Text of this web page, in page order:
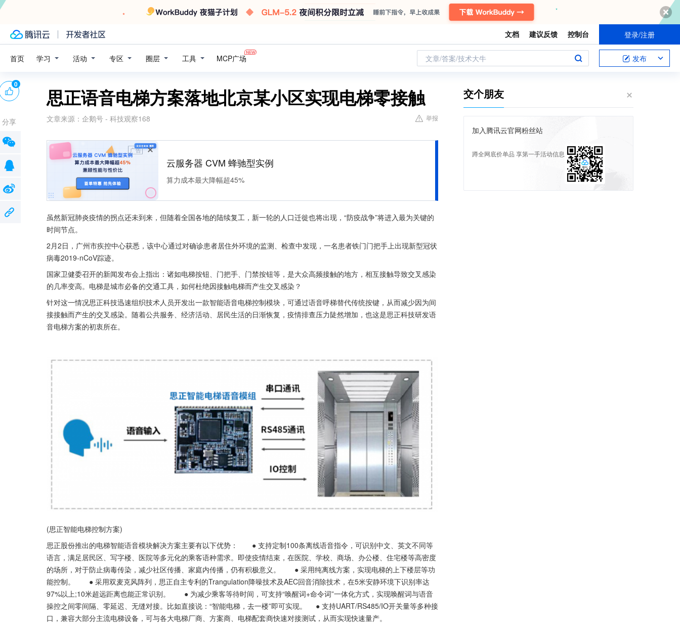
文档 建议反馈 控制台 登录/注册
首页 学习 活动 专区 圈层 工具 MCP广场 文章/答案/技术大牛 发布
思正语音电梯方案落地北京某小区实现电梯零接触
文章来源： 企鹅号 - 科技观察168 举报
广告
云服务器 CVM 蜂驰型实例
算力成本最大降幅超45%
虽然新冠肺炎疫情的拐点还未到来，但随着全国各地的陆续复工，新一轮的人口迁徙也将出现，“防疫战争”将进入最为关键的
时间节点。
2月2日，广州市疾控中心获悉，该中心通过对确诊患者居住外环境的监测、检查中发现，一名患者铁门门把手上出现新型冠状
病毒2019-nCoV踪迹。
国家卫健委召开的新闻发布会上指出：诸如电梯按钮、门把手、门禁按钮等，是大众高频接触的地方，相互接触导致交叉感染
的几率变高。电梯是城市必备的交通工具，如何杜绝因接触电梯而产生交叉感染？
针对这一情况思正科技迅速组织技术人员开发出一款智能语音电梯控制模块，可通过语音呼梯替代传统按键，从而减少因为间
接接触而产生的交叉感染。随着公共服务、经济活动、居民生活的日渐恢复，疫情排查压力陡然增加，也这是思正科技研发语
音电梯方案的初衷所在。
(思正智能电梯控制方案)
思正股份推出的电梯智能语音模块解决方案主要有以下优势：　　● 支持定制100条离线语音指令，可识别中文、英文不同等
语言，满足居民区、写字楼、医院等多元化的乘客语种需求。即使疫情结束，在医院、学校、商场、办公楼、住宅楼等高密度
的场所，对于防止病毒传染，减少社区传播、家庭内传播，仍有积极意义。　　● 采用纯离线方案，实现电梯的上下楼层等功
能控制。　　● 采用双麦克风阵列，思正自主专利的Trangulation降噪技术及AEC回音消除技术，在5米安静环境下识别率达
97%以上;10米超远距离也能正常识别。　　● 为减少乘客等待时间，可支持“唤醒词+命令词”一体化方式，实现唤醒词与语音
操控之间零间隔、零延迟、无缝对接。比如直接说：“智能电梯，去一楼”即可实现。 　● 支持UART/RS485/IO开关量等多种接
口，兼容大部分主流电梯设备，可与各大电梯厂商、方案商、电梯配套商快速对接测试，从而实现快速量产。
0
分享
交个朋友
加入腾讯云官网粉丝站
蹲全网底价单品 享第一手活动信息